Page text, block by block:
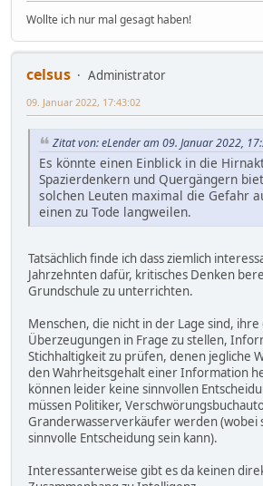
Wollte ich nur mal gesagt haben!
celsus
Administrator
09. Januar 2022, 17:43:02
Zitat von: eLender am 09. Januar 2022,
Es könnte einen Einblick in die
Spazierdenkern und Quergängern
solchen Leuten maximal die Gefahr
einen zu Tode langweilen.
Tatsächlich finde ich dass ziemlich
Jahrzehnten dafür, kritisches Denken
Grundschule zu unterrichten.
Menschen, die nicht in der Lage sind,
Überzeugungen in Frage zu stellen,
Stichhaltigkeit zu prüfen, denen jegliche
den Wahrheitsgehalt einer Information
können leider keine sinnvollen
müssen Politiker,
Granderwasserverkäufer werden (wobei
sinnvolle Entscheidung sein kann).
Interessanterweise gibt es da keinen